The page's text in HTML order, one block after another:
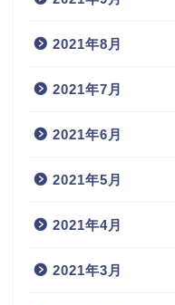
2021年8月
2021年7月
2021年6月
2021年5月
2021年4月
2021年3月